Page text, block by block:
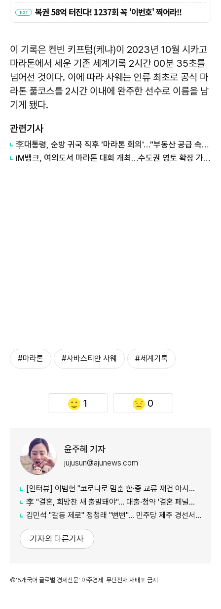
이 기록은 켄빈 키프텀(케냐)이 2023년 10월 시카고
마라톤에서 세운 기존 세계기록 2시간 00분 35초를
넘어선 것이다. 이에 따라 사웨는 인류 최초로 공식 마
라톤 풀코스를 2시간 이내에 완주한 선수로 이름을 남
기게 됐다.
관련기사
李대통령, 순방 귀국 직후 '마라톤 회의'…"부동산 공급 속도 내라"
iM뱅크, 여의도서 마라톤 대회 개최…수도권 영토 확장 가속화
#마라톤 #사바스티안 사웨 #세계기록
1 0
윤주혜 기자
jujusun@ajunews.com
[인터뷰] 이범헌 "코로나로 멈춘 한·중 교류 재건 아시아 특화 문화 사업 펼칠 것"
李 "결혼, 희망찬 새 출발돼야"… 대출·청약 '결혼 페널티' 손본다
김민석 "갈등 제로" 정청래 "뻔뻔"… 민주당 제주 경선서 격돌
기자의 다른기사
©'5개국어 글로벌 경제신문' 아주경제. 무단전재·재배포 금지